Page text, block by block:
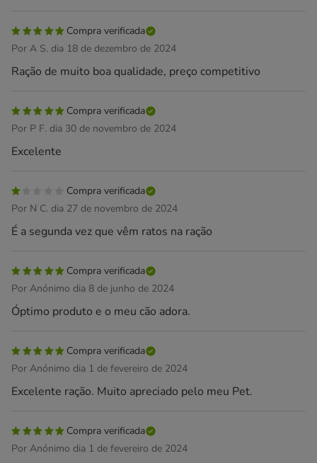
Compra verificada
Por A S. dia 18 de dezembro de 2024
Ração de muito boa qualidade, preço competitivo
Compra verificada
Por P F. dia 30 de novembro de 2024
Excelente
Compra verificada
Por N C. dia 27 de novembro de 2024
É a segunda vez que vêm ratos na ração
Compra verificada
Por Anónimo dia 8 de junho de 2024
Óptimo produto e o meu cão adora.
Compra verificada
Por Anónimo dia 1 de fevereiro de 2024
Excelente ração. Muito apreciado pelo meu Pet.
Compra verificada
Por Anónimo dia 1 de fevereiro de 2024